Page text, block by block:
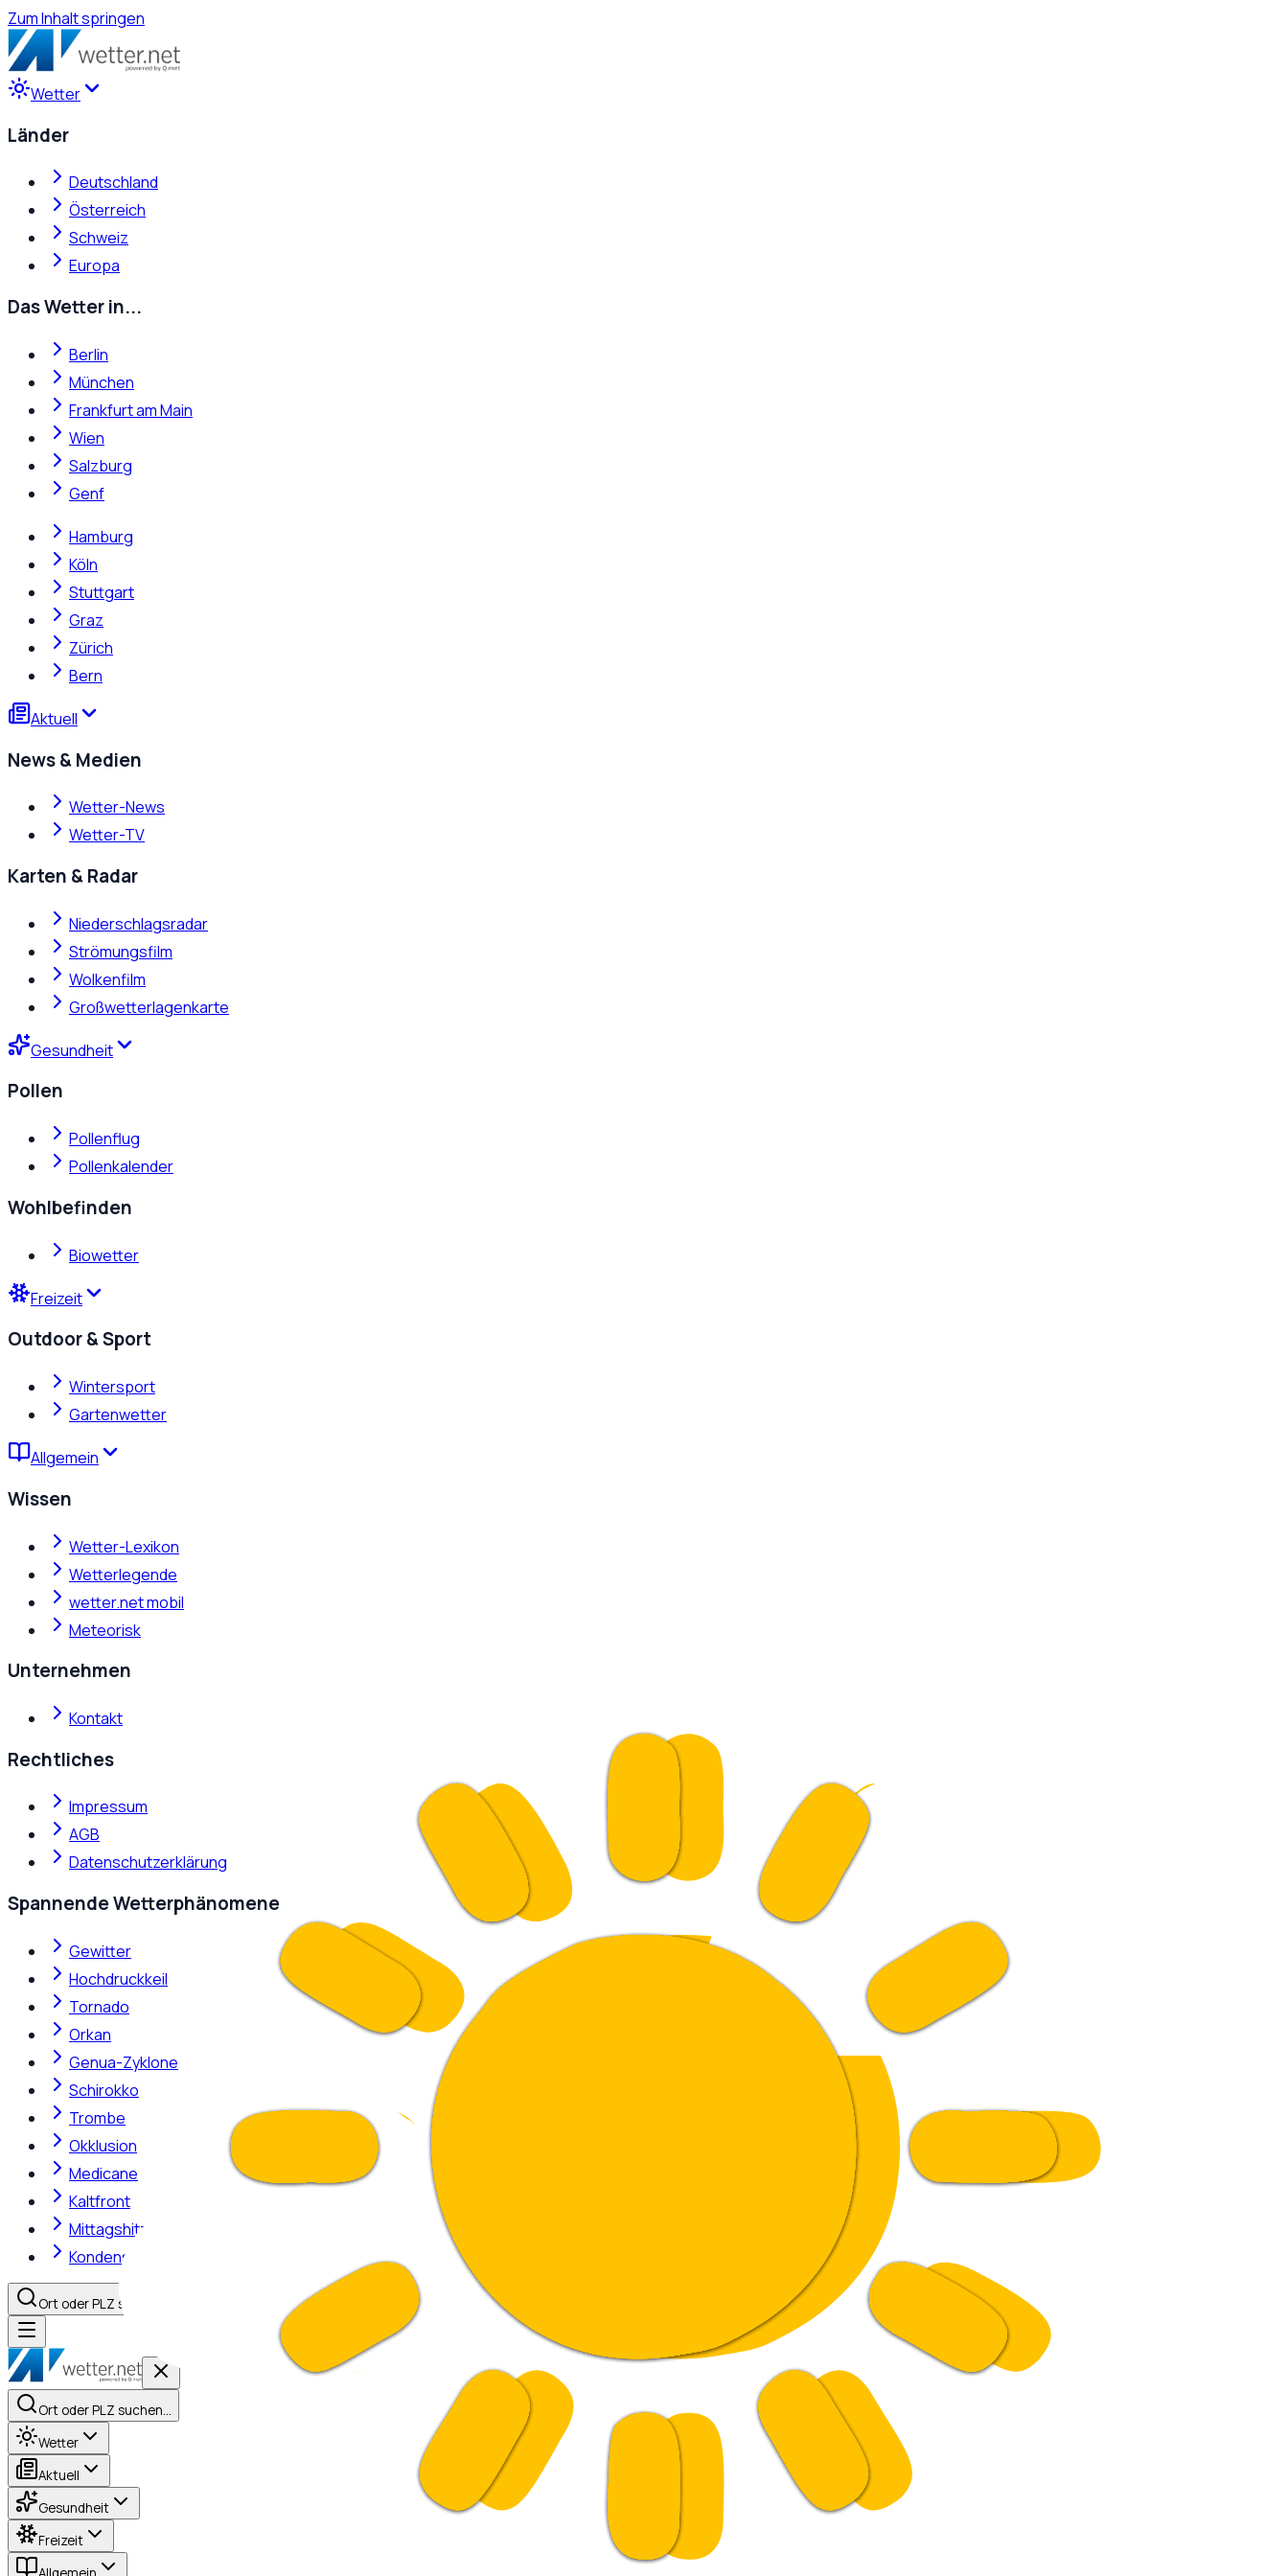
Zum Inhalt springen
Wetter
Länder
Deutschland
Österreich
Schweiz
Europa
Das Wetter in...
Berlin
München
Frankfurt am Main
Wien
Salzburg
Genf
Hamburg
Köln
Stuttgart
Graz
Zürich
Bern
Aktuell
News & Medien
Wetter-News
Wetter-TV
Karten & Radar
Niederschlagsradar
Strömungsfilm
Wolkenfilm
Großwetterlagenkarte
Gesundheit
Pollen
Pollenflug
Pollenkalender
Wohlbefinden
Biowetter
Freizeit
Outdoor & Sport
Wintersport
Gartenwetter
Allgemein
Wissen
Wetter-Lexikon
Wetterlegende
wetter.net mobil
Meteorisk
Unternehmen
Kontakt
Rechtliches
Impressum
AGB
Datenschutzerklärung
Spannende Wetterphänomene
Gewitter
Hochdruckkeil
Tornado
Orkan
Genua-Zyklone
Schirokko
Trombe
Okklusion
Medicane
Kaltfront
Mittagshitze
Kondensstreifen
Ort oder PLZ suchen…
Ort oder PLZ suchen…
Wetter
Aktuell
Gesundheit
Freizeit